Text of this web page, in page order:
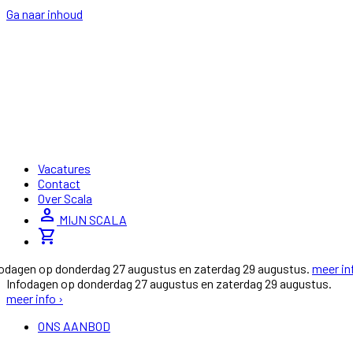
Ga naar inhoud
Vacatures
Contact
Over Scala
person MIJN SCALA
shopping_cart
op donderdag 27 augustus en zaterdag 29 augustus. meer
Infodagen op donderdag 27 augustus en zaterdag 29 augustus.
meer info ›
ONS AANBOD